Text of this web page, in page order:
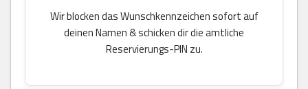
Wir blocken das Wunschkennzeichen sofort auf
deinen Namen & schicken dir die amtliche
Reservierungs-PIN zu.